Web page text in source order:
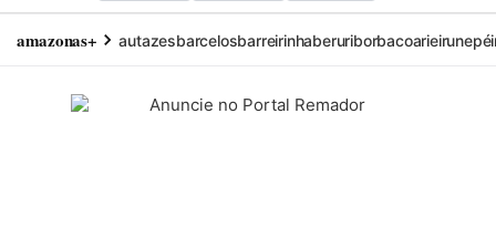
amazonas+ autazesbarcelosbarreirinhaberuriborbacoarieirunepé